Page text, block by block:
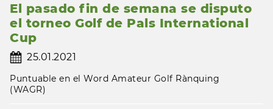
El pasado fin de semana se disputo
el torneo Golf de Pals International
Cup
25.01.2021
Puntuable en el Word Amateur Golf Rànquing
(WAGR)